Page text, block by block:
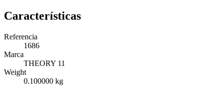
Características
Referencia
1686
Marca
THEORY 11
Weight
0.100000 kg